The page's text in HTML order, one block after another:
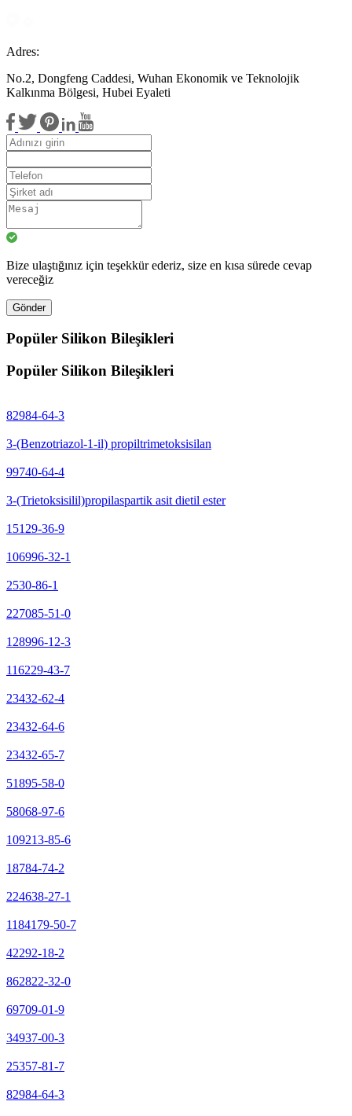
Adres:
No.2, Dongfeng Caddesi, Wuhan Ekonomik ve Teknolojik
Kalkınma Bölgesi, Hubei Eyaleti
Bize ulaştığınız için teşekkür ederiz, size en kısa sürede cevap
vereceğiz
Gönder
Popüler Silikon Bileşikleri
Popüler Silikon Bileşikleri
82984-64-3
3-(Benzotriazol-1-il) propiltrimetoksisilan
99740-64-4
3-(Trietoksisilil)propilaspartik asit dietil ester
15129-36-9
106996-32-1
2530-86-1
227085-51-0
128996-12-3
116229-43-7
23432-62-4
23432-64-6
23432-65-7
51895-58-0
58068-97-6
109213-85-6
18784-74-2
224638-27-1
1184179-50-7
42292-18-2
862822-32-0
69709-01-9
34937-00-3
25357-81-7
82984-64-3